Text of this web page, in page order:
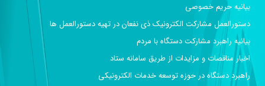
بیانیه حریم خصوصی
دستورالعمل مشارکت الکترونیک ذی نفعان در تهیه دستورالعمل ها
بیانیه راهبرد مشارکت دستگاه با مردم
اخبار مناقصات و مزایدات از طریق سامانه ستاد
راهبرد دستگاه در حوزه توسعه خدمات الکترونیکی